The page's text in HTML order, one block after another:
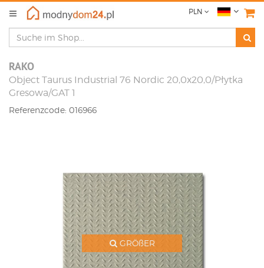
PLN
RAKO
Object Taurus Industrial 76 Nordic 20,0x20,0/Płytka
Gresowa/GAT 1
Referenzcode: 016966
GRÖßER